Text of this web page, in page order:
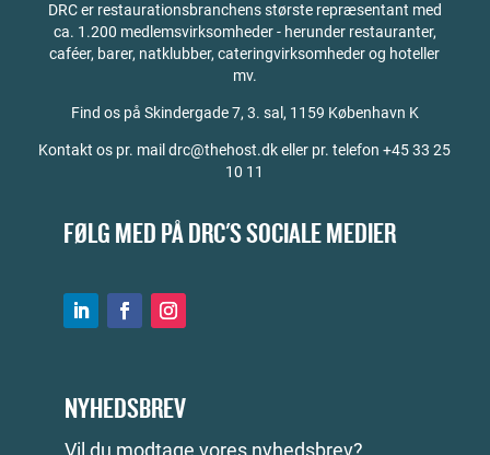
DRC er restaurationsbranchens største repræsentant med
ca. 1.200 medlemsvirksomheder - herunder restauranter,
caféer, barer, natklubber, cateringvirksomheder og hoteller
mv.
Find os på Skindergade 7, 3. sal, 1159 København K
Kontakt os pr. mail drc@thehost.dk eller pr. telefon +45 33 25
10 11
FØLG MED PÅ DRC'S SOCIALE MEDIER
NYHEDSBREV